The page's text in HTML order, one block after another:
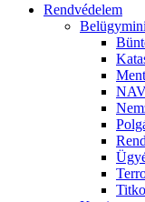
Rendvédelem